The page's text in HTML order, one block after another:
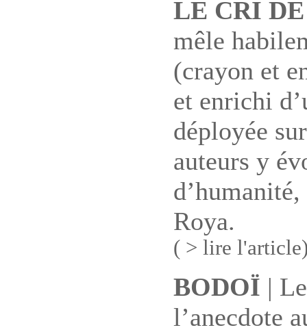
LE CRI
mêle
(crayon et
et enrichi
déployée
auteurs y
Roya.
( > lire
BODOÏ |
l’anecdote